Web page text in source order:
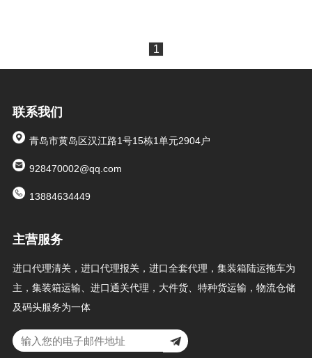
1
联系我们
青岛市黄岛区汉江路1号15栋1单元2904户
928470002@qq.com
13884634449
主营服务
进口代理清关，进口代理报关，进口全套代理，集装箱陆运拖车为
主，集装箱运输、进口通关代理，大件货、特种货运输，物流仓储
及码头服务为一体